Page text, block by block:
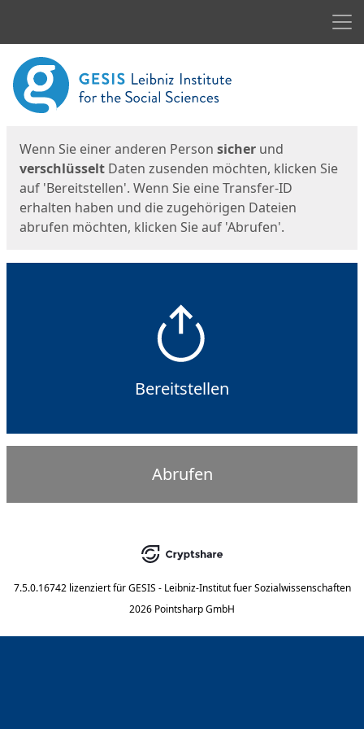
Start
Wenn Sie einer anderen Person sicher und
verschlüsselt Daten zusenden möchten, klicken Sie
auf 'Bereitstellen'. Wenn Sie eine Transfer-ID
erhalten haben und die zugehörigen Dateien
abrufen möchten, klicken Sie auf 'Abrufen'.
Bereitstellen
Abrufen
7.5.0.16742 lizenziert für GESIS - Leibniz-Institut fuer Sozialwissenschaften
2026 Pointsharp GmbH